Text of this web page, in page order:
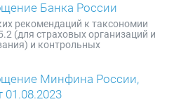
Банка России
рекомендаций к таксономии
(для страховых организаций и
и контрольных
Минфина России,